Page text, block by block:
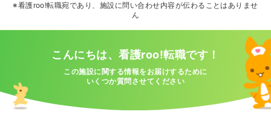
※看護roo!転職宛であり、施設に問い合わせ内容が伝わることはありませ
ん
こんにちは、看護roo!転職です！
この施設に関する情報をお届けするために
いくつか質問させてください